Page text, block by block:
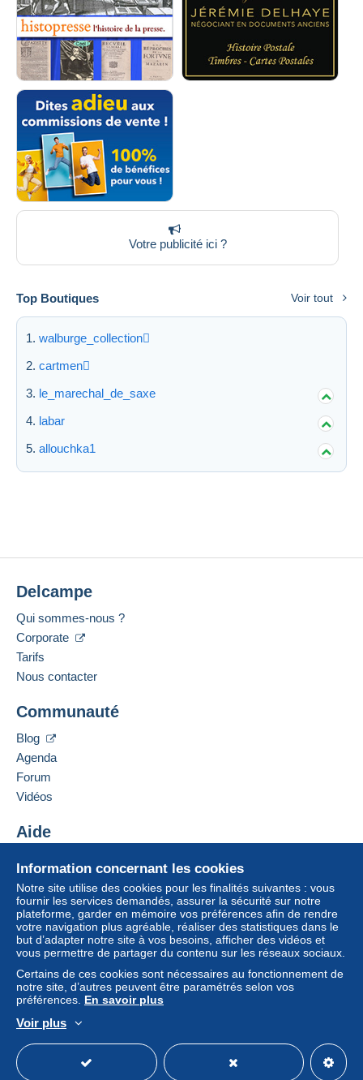
Votre publicité ici ?
Top Boutiques Voir tout
walburge_collection
cartmen
le_marechal_de_saxe
labar
allouchka1
Information concernant les cookies
Notre site utilise des cookies pour les finalités suivantes : vous
fournir les services demandés, assurer la sécurité sur notre
plateforme, garder en mémoire vos préférences afin de rendre
votre navigation plus agréable, réaliser des statistiques dans le
but d’adapter notre site à vos besoins, afficher des vidéos et
vous permettre de partager du contenu sur les réseaux sociaux.
Certains de ces cookies sont nécessaires au fonctionnement de
notre site, d’autres peuvent être paramétrés selon vos
préférences. En savoir plus
Voir plus
Delcampe
Qui sommes-nous ?
Corporate
Tarifs
Nous contacter
Communauté
Blog
Agenda
Forum
Vidéos
Aide
Acheter sur Delcampe
Vendre sur Delcampe
Un site sécurisé